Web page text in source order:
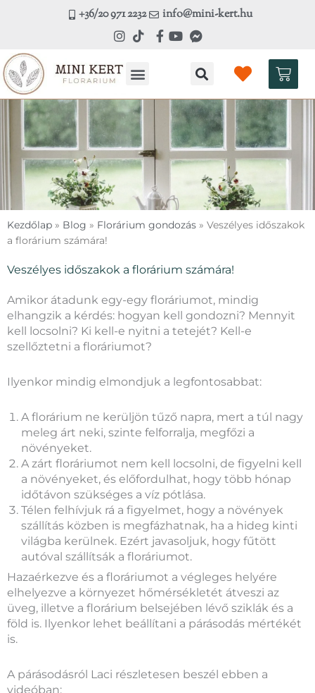
+36/20 971 2232 info@mini-kert.hu
Kezdőlap » Blog » Florárium gondozás » Veszélyes időszakok
a florárium számára!
Veszélyes időszakok a florárium számára!
Amikor átadunk egy-egy floráriumot, mindig
elhangzik a kérdés: hogyan kell gondozni? Mennyit
kell locsolni? Ki kell-e nyitni a tetejét? Kell-e
szellőztetni a floráriumot?
Ilyenkor mindig elmondjuk a legfontosabbat:
A florárium ne kerüljön tűző napra, mert a túl nagy
meleg árt neki, szinte felforralja, megfőzi a
növényeket.
A zárt floráriumot nem kell locsolni, de figyelni kell
a növényeket, és előfordulhat, hogy több hónap
időtávon szükséges a víz pótlása.
Télen felhívjuk rá a figyelmet, hogy a növények
szállítás közben is megfázhatnak, ha a hideg kinti
világba kerülnek. Ezért javasoljuk, hogy fűtött
autóval szállítsák a floráriumot.
Hazaérkezve és a floráriumot a végleges helyére
elhelyezve a környezet hőmérsékletét átveszi az
üveg, illetve a florárium belsejében lévő sziklák és a
föld is. Ilyenkor lehet beállítani a párásodás mértékét
is.
A párásodásról Laci részletesen beszél ebben a
videóban: